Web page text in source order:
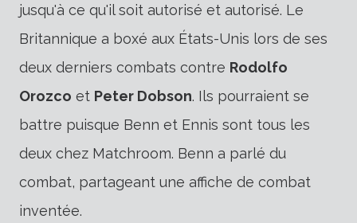
jusqu'à ce qu'il soit autorisé et autorisé. Le
Britannique a boxé aux États-Unis lors de ses
deux derniers combats contre Rodolfo
Orozco et Peter Dobson. Ils pourraient se
battre puisque Benn et Ennis sont tous les
deux chez Matchroom. Benn a parlé du
combat, partageant une affiche de combat
inventée.